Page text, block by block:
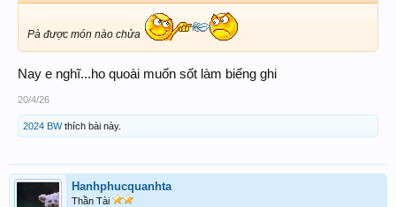
Pà được món nào chửa
Nay e nghĩ...ho quoài muốn sốt làm biếng ghi
20/4/26
2024 BWthích bài này.
Hanhphucquanhta
Thần Tài